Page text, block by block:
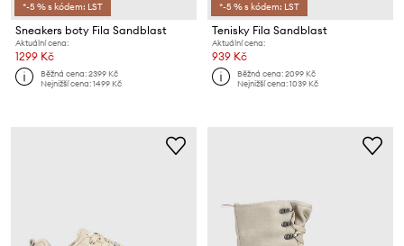
*-5 % s kódem: LST
Sneakers boty Fila Sandblast
Aktuální cena:
1299 Kč
Běžná cena:2399 Kč
Nejnižší cena:1499 Kč
*-5 % s kódem: LST
Tenisky Fila Sandblast
Aktuální cena:
939 Kč
Běžná cena:2099 Kč
Nejnižší cena:1039 Kč